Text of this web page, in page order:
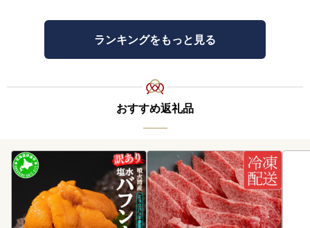
ランキングをもっと見る
おすすめ返礼品